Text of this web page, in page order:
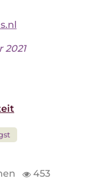
2021
453